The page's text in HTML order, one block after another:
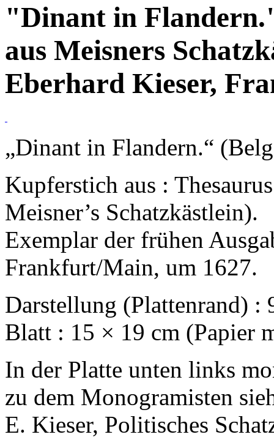
"Dinant in
aus Meisners
Eberhard Kieser,
„Dinant in Flandern.“
Kupferstich aus :
Meisner’s Schatzkästlein).
Exemplar der frühen
Frankfurt/Main, um 1627.
Darstellung (Plattenrand) :
Blatt : 15 × 19 cm (Papier
In der Platte unten links
zu dem Monogramisten
E. Kieser, Politisches